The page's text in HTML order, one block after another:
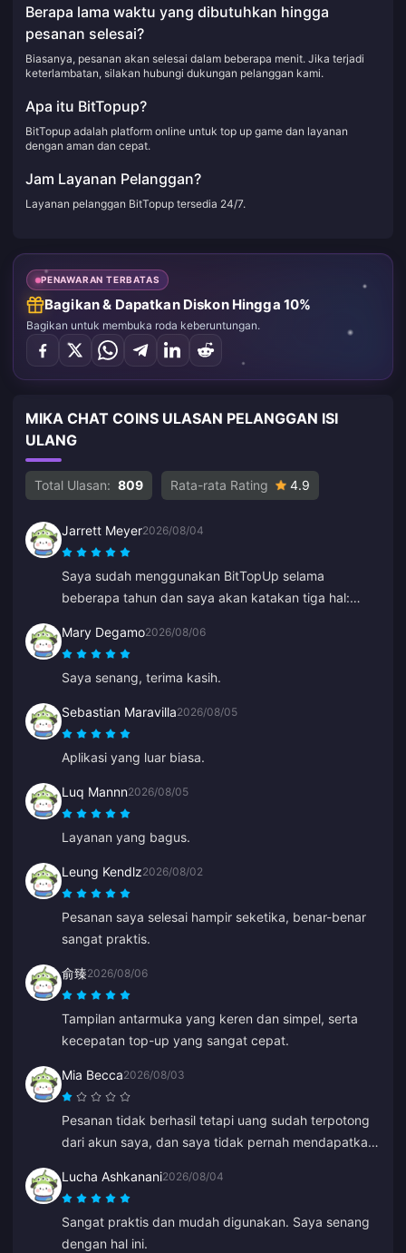
Berapa lama waktu yang dibutuhkan hingga
pesanan selesai?
Biasanya, pesanan akan selesai dalam beberapa menit. Jika terjadi
keterlambatan, silakan hubungi dukungan pelanggan kami.
Apa itu BitTopup?
BitTopup adalah platform online untuk top up game dan layanan
dengan aman dan cepat.
Jam Layanan Pelanggan?
Layanan pelanggan BitTopup tersedia 24/7.
PENAWARAN TERBATAS
Bagikan & Dapatkan Diskon Hingga 10%
Bagikan untuk membuka roda keberuntungan.
MIKA CHAT COINS ULASAN PELANGGAN ISI
ULANG
Total Ulasan: 809 Rata-rata Rating 4.9
Jarrett Meyer2026/08/04
Saya sudah menggunakan BitTopUp selama
beberapa tahun dan saya akan katakan tiga hal:
kecepatan pengirimannya mengalahkan semua yang
pernah saya coba; dan ini sangat simpel, cukup
beberapa klik dan selesai. Ini membuat hidup lebih
mudah.
Mary Degamo2026/08/06
Saya senang, terima kasih.
Sebastian Maravilla2026/08/05
Aplikasi yang luar biasa.
Luq Mannn2026/08/05
Layanan yang bagus.
Leung Kendlz2026/08/02
Pesanan saya selesai hampir seketika, benar-benar
sangat praktis.
俞臻2026/08/06
Tampilan antarmuka yang keren dan simpel, serta
kecepatan top-up yang sangat cepat.
Mia Becca2026/08/03
Pesanan tidak berhasil tetapi uang sudah terpotong
dari akun saya, dan saya tidak pernah mendapatkan
Layanan pelanggan juga tidak membantu, dan saya
rasa itu adalah bot karena tiba-tiba mulai berbicara
bahasa Mandarin.
Lucha Ashkanani2026/08/04
Sangat praktis dan mudah digunakan. Saya senang
dengan hal ini.